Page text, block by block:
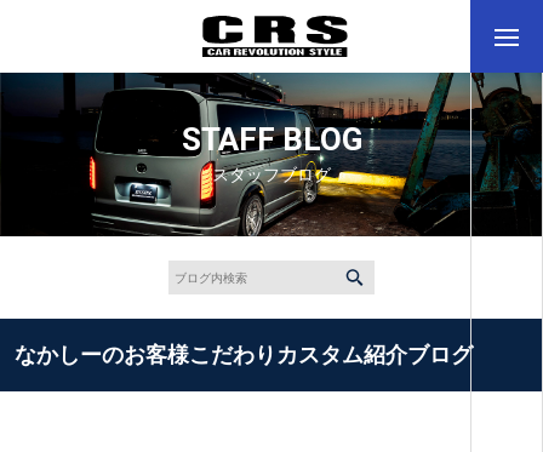
STAFF BLOG
スタッフブログ
なかしーのお客様こだわりカスタム紹介ブログ